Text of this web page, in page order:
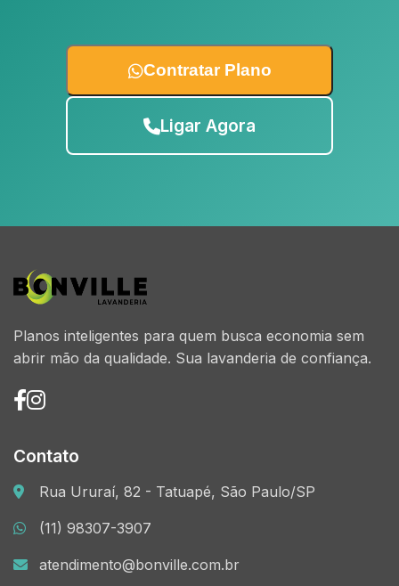
Contratar Plano
Ligar Agora
Planos inteligentes para quem busca economia sem
abrir mão da qualidade. Sua lavanderia de confiança.
Contato
Rua Ururaí, 82 - Tatuapé, São Paulo/SP
(11) 98307-3907
atendimento@bonville.com.br